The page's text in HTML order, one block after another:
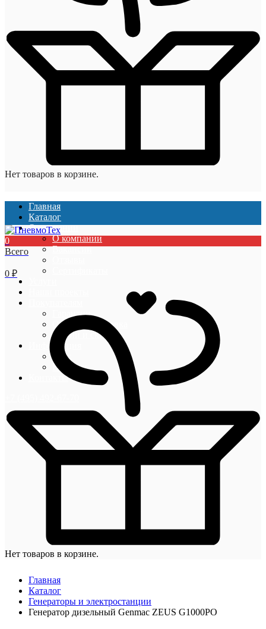
Нет товаров в корзине.
Главная
Каталог
О компании
О компании
Вакансии
Гарантии
Оплата и доставка
Акции и скидки
Информация
Блог
Новости
Контакты
0
Всего
0 ₽
Нет товаров в корзине.
Главная
Каталог
Генераторы и электростанции
Генератор дизельный Genmac ZEUS G1000PO